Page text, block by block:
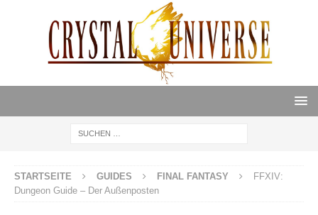
STARTSEITE GUIDES FINAL FANTASY
FFXIV:
Dungeon Guide – Der Außenposten